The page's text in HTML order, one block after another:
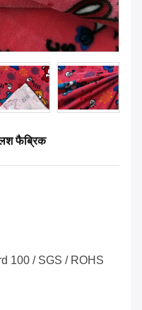
फैब्रिक
100 / SGS / ROHS